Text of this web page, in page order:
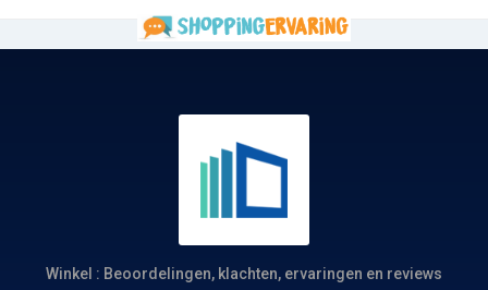
Winkel : Beoordelingen, klachten, ervaringen en reviews